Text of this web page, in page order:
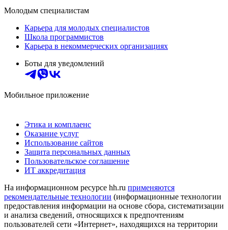
Молодым специалистам
Карьера для молодых специалистов
Школа программистов
Карьера в некоммерческих организациях
Боты для уведомлений
Мобильное приложение
Этика и комплаенс
Оказание услуг
Использование сайтов
Защита персональных данных
Пользовательское соглашение
ИТ аккредитация
На информационном ресурсе hh.ru применяются
рекомендательные технологии (информационные технологии
предоставления информации на основе сбора, систематизации
и анализа сведений, относящихся к предпочтениям
пользователей сети «Интернет», находящихся на территории